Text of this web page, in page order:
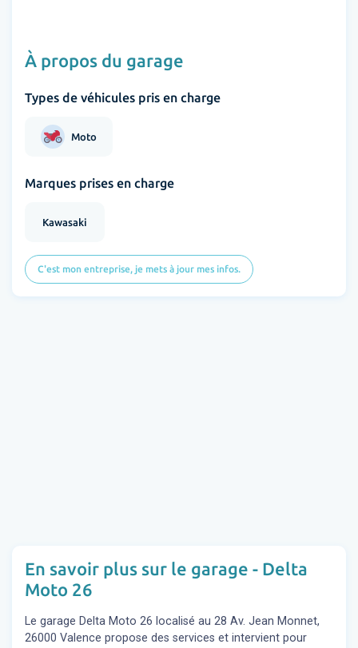
À propos du garage
Types de véhicules pris en charge
Moto
Marques prises en charge
Kawasaki
C'est mon entreprise, je mets à jour mes infos.
En savoir plus sur le garage - Delta
Moto 26
Le garage Delta Moto 26 localisé au 28 Av. Jean Monnet,
26000 Valence propose des services et intervient pour